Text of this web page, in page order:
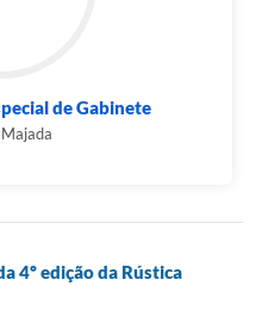
de Gabinete
4º edição da Rústica